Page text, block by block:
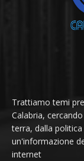
Trattiamo temi
Calabria,
terra, dalla
un'informazione
internet